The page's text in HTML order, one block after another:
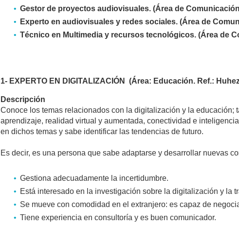
Gestor de proyectos audiovisuales. (Área de
Experto en audiovisuales y redes sociales. (Área de
Técnico en Multimedia y recursos tecnológicos. (Área de
1- EXPERTO EN DIGITALIZACIÓN (Área: Educación. Ref.:
Descripción
Conoce los temas relacionados con la digitalización y la educación;
aprendizaje, realidad virtual y aumentada, conectividad e
en dichos temas y sabe identificar las tendencias de futuro.
Es decir, es una persona que sabe adaptarse y desarrollar nuevas
Gestiona adecuadamente la incertidumbre.
Está interesado en la investigación sobre la digitalización y la
Se mueve con comodidad en el extranjero: es capaz de
Tiene experiencia en consultoría y es buen comunicador.